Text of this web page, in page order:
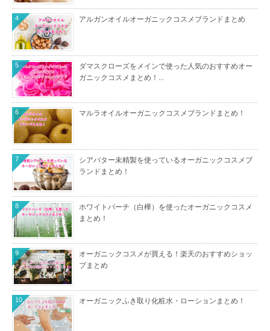
アルガンオイルオーガニックコスメブランドまとめ
4
ダマスクローズをメインで使った人気のおすすめオー
ガニックコスメまとめ！...
5
マルラオイルオーガニックコスメブランドまとめ！
6
シアバター未精製を使っているオーガニックコスメブ
ランドまとめ！
7
ホワイトバーチ（白樺）を使ったオーガニックコスメ
まとめ！
8
オーガニックコスメが買える！楽天のおすすめショッ
プまとめ
9
オーガニックふき取り化粧水・ローションまとめ！
10